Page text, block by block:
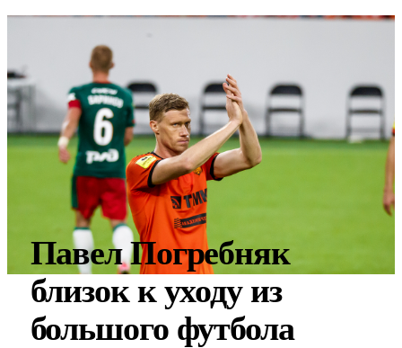
Павел Погребняк
близок к уходу из
большого футбола